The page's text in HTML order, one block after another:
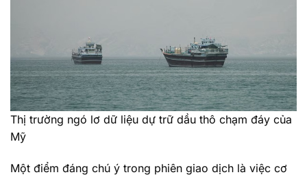
Thị trường ngó lơ dữ liệu dự trữ dầu thô chạm đáy của
Mỹ
Một điểm đáng chú ý trong phiên giao dịch là việc cơ